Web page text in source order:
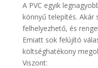
A PVC egyik
könnyű telepítés. Akár
felhelyezhető, és
Emiatt sok felújító
költséghatékony
Viszont: